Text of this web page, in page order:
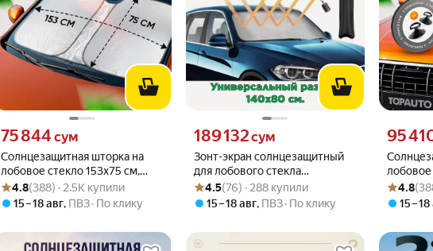
Солнцезащитная шторка на
лобовое стекло 153х75 см,
TOPAUTO, экран от солнца для
автомобиля
Цена 75844 сум вместо
75 844 сум
Рейтинг товара: 4.8 из 5
Оценок: (388) · 2.5K купили
4.8(388) · 2.5K купили
15 – 18 авг, ПВЗ По клику
Зонт-экран солнцезащитный
для лобового стекла
автомобиля 140х80 см.
Цена 189132 сум вместо
189 132сум
Рейтинг товара: 4.5 из 5
Оценок: (76) · 288 купили
4.5(76) · 288 купили
15 – 18 авг, ПВЗ По клику
лобовое
Цена
95
Рейтинг
Оценок:
4.8
15 –